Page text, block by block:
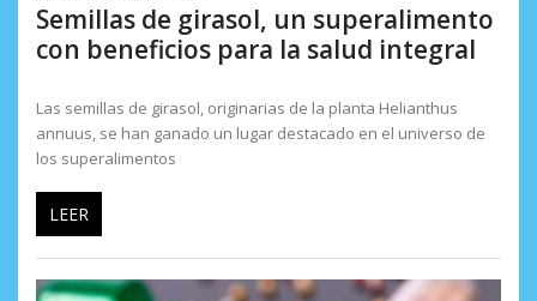
Semillas de girasol, un superalimento
con beneficios para la salud integral
Las semillas de girasol, originarias de la planta Helianthus
annuus, se han ganado un lugar destacado en el universo de
los superalimentos
LEER